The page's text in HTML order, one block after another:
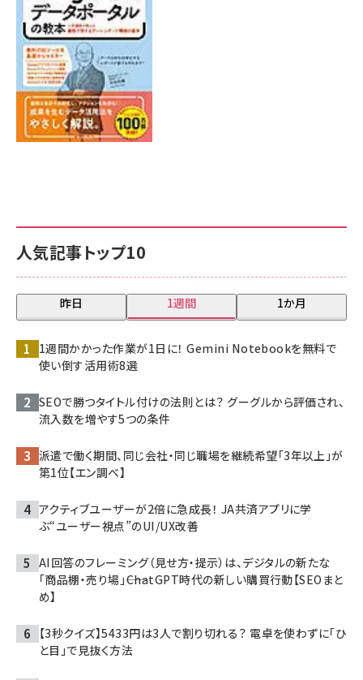
人気記事トップ10
昨日 1週間 1か月
1週間かかった作業が1日に！ Gemini Notebookを無料で
使い倒す活用術8選
SEOで勝つタイトル付けの法則とは？ グーグルから評価され、
流入数を増やす5つの条件
派遣で働く期間、同じ会社・同じ職場を継続希望「3年以上」が
第1位【エン調べ】
アクティブユーザーが2倍に急成長！ JA共済アプリに学
ぶ“ユーザー視点”のUI/UX改善
AI回答のフレーミング（見せ方・提示）は、デジタルの新たな
「商品棚・売り場」――ChatGPT時代の新しい購買行動【SEOまと
め】
【3秒クイズ】5433円は3人で割り切れる？ 電卓を使わずに「ひ
と目」で見抜く方法
7月31日 10:00